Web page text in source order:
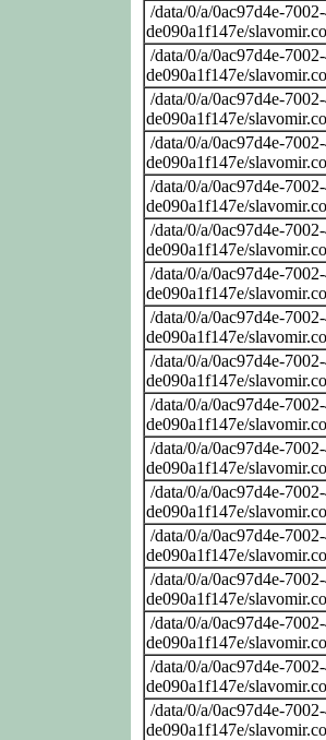
/data/0/a/0ac97d4e-
de090a1f147e/
/data/0/a/0ac97d4e-
de090a1f147e/
/data/0/a/0ac97d4e-
de090a1f147e/
/data/0/a/0ac97d4e-
de090a1f147e/
/data/0/a/0ac97d4e-
de090a1f147e/
/data/0/a/0ac97d4e-
de090a1f147e/
/data/0/a/0ac97d4e-
de090a1f147e/
/data/0/a/0ac97d4e-
de090a1f147e/
/data/0/a/0ac97d4e-
de090a1f147e/
/data/0/a/0ac97d4e-
de090a1f147e/
/data/0/a/0ac97d4e-
de090a1f147e/
/data/0/a/0ac97d4e-
de090a1f147e/
/data/0/a/0ac97d4e-
de090a1f147e/
/data/0/a/0ac97d4e-
de090a1f147e/
/data/0/a/0ac97d4e-
de090a1f147e/
/data/0/a/0ac97d4e-
de090a1f147e/
/data/0/a/0ac97d4e-
de090a1f147e/